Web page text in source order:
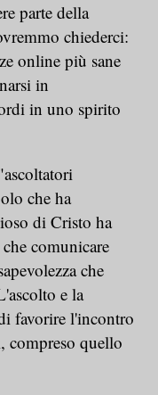
parte della
chiederci:
online più sane
in
in uno spirito
che ha
di Cristo ha
comunicare
che
e la
favorire l'incontro
compreso quello